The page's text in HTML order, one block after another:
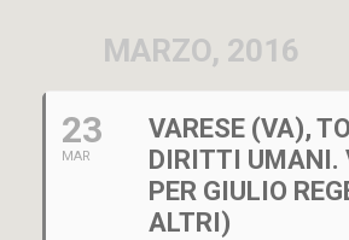
MARZO, 2016
23
MAR
VARESE (VA),
DIRITTI UMANI.
PER GIULIO
ALTRI)